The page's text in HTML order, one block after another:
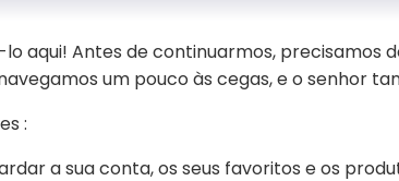
texto ou nome
ficará feliz por guardar as
switch, roupas, fotografias,
Um presente único que ele ou
dos seus pais, terá a alegria
de arco-íris figurativo e
Para tornar esta caixa ainda
linha.
aqui! Antes de continuarmos, precisamos
um pouco às cegas, e o senhor
:
a sua conta, os seus favoritos e os